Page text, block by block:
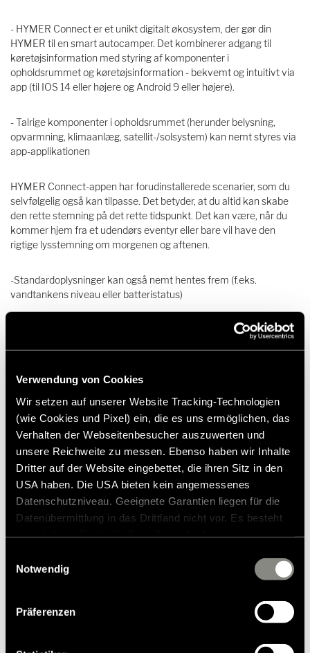
Verwendung von Cookies
Wir setzen auf unserer Website Tracking-Technologien
(wie Cookies und Pixel) ein, die es uns ermöglichen, das
Verhalten der Webseitenbesucher auszuwerten und
unsere Reichweite zu messen. Ebenso haben wir Inhalte
Dritter auf der Website eingebettet, die ihren Sitz in den
USA haben. Die USA bieten kein angemessenes
Datenschutzniveau. Geeignete Garantien liegen für die
Datenübermittlung in das Drittland nicht vor. Es besteht
zustehen. Eingesetzte Dienstleister können Daten für
zusammenführen. Weitere Informationen finden Sie in
unsererDatenschutzerklärung
. Akzeptieren Sie oder
Einstellungen aus, erteilen Sie uns Ihre Einwilligung zur
Notwendig
Präferenzen
- HYMER Connect er et unikt digitalt økosystem, der gør din
HYMER til en smart autocamper. Det kombinerer adgang til
køretøjsinformation med styring af komponenter i
opholdsrummet og køretøjsinformation - bekvemt og intuitivt via
app (til IOS 14 eller højere og Android 9 eller højere).
- Talrige komponenter i opholdsrummet (herunder belysning,
opvarmning, klimaanlæg, satellit-/solsystem) kan nemt styres via
app-applikationen
HYMER Connect-appen har forudinstallerede scenarier, som du
selvfølgelig også kan tilpasse. Det betyder, at du altid kan skabe
den rette stemning på det rette tidspunkt. Det kan være, når du
kommer hjem fra et udendørs eventyr eller bare vil have den
rigtige lysstemning om morgenen og aftenen.
-Standardoplysninger kan også nemt hentes frem (f.eks.
vandtankens niveau eller batteristatus)
- Kommunikation med appen i nærheden af køretøjet via
- Servicen er i øjeblikket tilgængelig i 30 europæiske lande
7.434,00 kr.